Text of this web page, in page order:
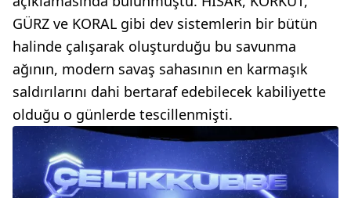
GÜRZ ve KORAL gibi dev sistemlerin bir bütün
halinde çalışarak oluşturduğu bu savunma
ağının, modern savaş sahasının en karmaşık
saldırılarını dahi bertaraf edebilecek kabiliyette
olduğu o günlerde tescillenmişti.